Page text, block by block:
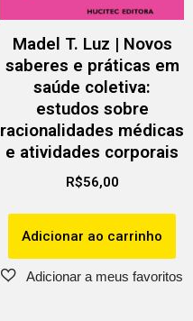
Madel T. Luz | Novos
saberes e práticas em
saúde coletiva:
estudos sobre
racionalidades médicas
e atividades corporais
R$56,00
Adicionar ao carrinho